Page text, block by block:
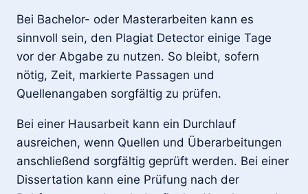
Bei Bachelor- oder Masterarbeiten kann es
sinnvoll sein, den Plagiat Detector einige Tage
vor der Abgabe zu nutzen. So bleibt, sofern
nötig, Zeit, markierte Passagen und
Quellenangaben sorgfältig zu prüfen.
Bei einer Hausarbeit kann ein Durchlauf
ausreichen, wenn Quellen und Überarbeitungen
anschließend sorgfältig geprüft werden. Bei einer
Dissertation kann eine Prüfung nach der